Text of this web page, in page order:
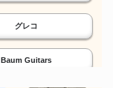
グレコ
Baum Guitars